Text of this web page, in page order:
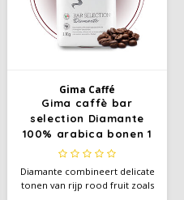
Gima Caffé
Gima caffè bar
selection Diamante
100% arabica bonen 1
kg
Diamante combineert delicate
tonen van rijp rood fruit zoals